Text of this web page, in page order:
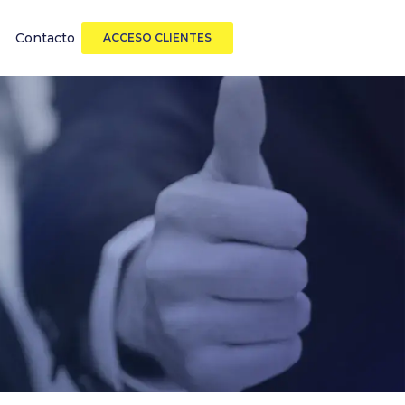
Contacto ACCESO CLIENTES